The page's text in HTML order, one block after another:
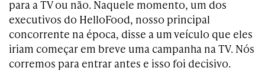
para a TV ou não. Naquele momento, um dos
executivos do HelloFood, nosso principal
concorrente na época, disse a um veículo que eles
iriam começar em breve uma campanha na TV. Nós
corremos para entrar antes e isso foi decisivo.